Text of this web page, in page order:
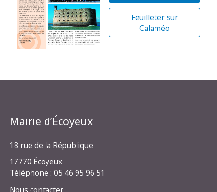
Feuilleter sur
Calaméo
Mairie d’Écoyeux
18 rue de la République
17770 Écoyeux
Téléphone : 05 46 95 96 51
Nous contacter